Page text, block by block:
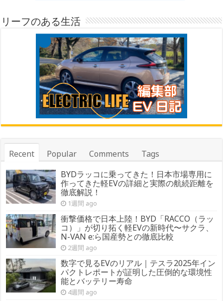
リーフのある生活
Recent Popular Comments
Tags
BYDラッコに乗ってきた！日本市場専用に
作ってきた軽EVの詳細と実際の航続距離を
徹底解説！
1週間 ago
衝撃価格で日本上陸！BYD「RACCO（ラッ
コ）」が切り拓く軽EVの新時代〜サクラ、
N-VAN e:ら国産勢との徹底比較
2週間 ago
数字で見るEVのリアル｜テスラ2025年イン
パクトレポートが証明した圧倒的な環境性
能とバッテリー寿命
4週間 ago